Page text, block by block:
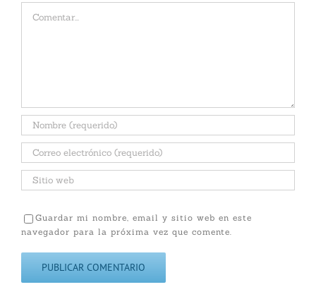
Guardar mi nombre, email y sitio web en este
navegador para la próxima vez que comente.